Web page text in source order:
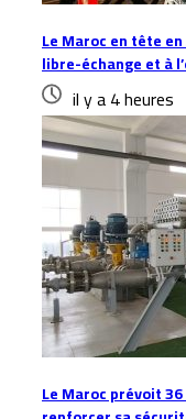
Le Maroc en tête
libre-échange et à
il y a 4 heures
Le Maroc prévoit